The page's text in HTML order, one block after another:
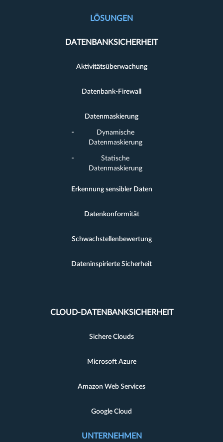
LÖSUNGEN
DATENBANKSICHERHEIT
Aktivitätsüberwachung
Datenbank-Firewall
Datenmaskierung
Dynamische
Datenmaskierung
Statische
Datenmaskierung
Erkennung sensibler Daten
Datenkonformität
Schwachstellenbewertung
Dateninspirierte Sicherheit
CLOUD-DATENBANKSICHERHEIT
Sichere Clouds
Microsoft Azure
Amazon Web Services
Google Cloud
UNTERNEHMEN